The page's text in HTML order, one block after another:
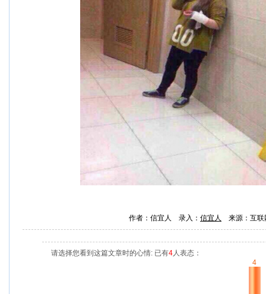
作者：信宜人 录入： 信宜人 来源：互
请选择您看到这篇文章时的心情: 已有4人表态：
4